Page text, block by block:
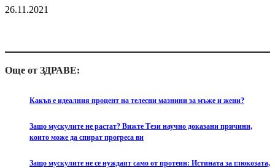
26.11.2021
Още от ЗДРАВЕ:
Какъв е идеалния процент на телесни мазнини за мъже и жени?
Защо мускулите не растат? Вижте Тези научно доказани причини,
които може да спират прогреса ви
Защо мускулите не се нуждаят само от протеин: Истината за глюкозата,